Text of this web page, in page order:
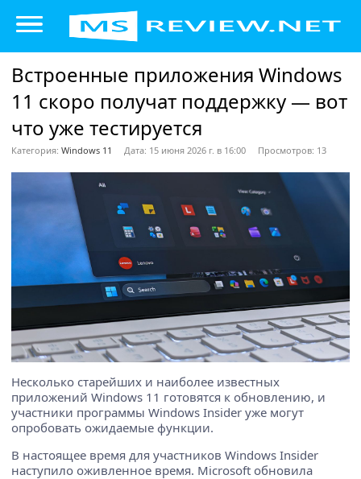
Встроенные приложения Windows
11 скоро получат поддержку — вот
что уже тестируется
Категория: Windows 11 Дата: 15 июня 2026 г. в 16:00 Просмотров: 13
Несколько старейших и наиболее известных
приложений Windows 11 готовятся к обновлению, и
участники программы Windows Insider уже могут
опробовать ожидаемые функции.
В настоящее время для участников Windows Insider
наступило оживленное время. Microsoft обновила